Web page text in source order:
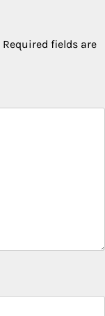
Required fields are